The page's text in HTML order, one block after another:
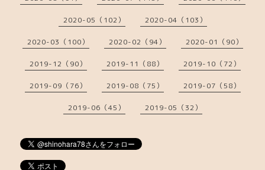
2020-05（102） 2020-04（103）
2020-03（100） 2020-02（94） 2020-01（90）
2019-12（90） 2019-11（88） 2019-10（72）
2019-09（76） 2019-08（75） 2019-07（58）
2019-06（45） 2019-05（32）